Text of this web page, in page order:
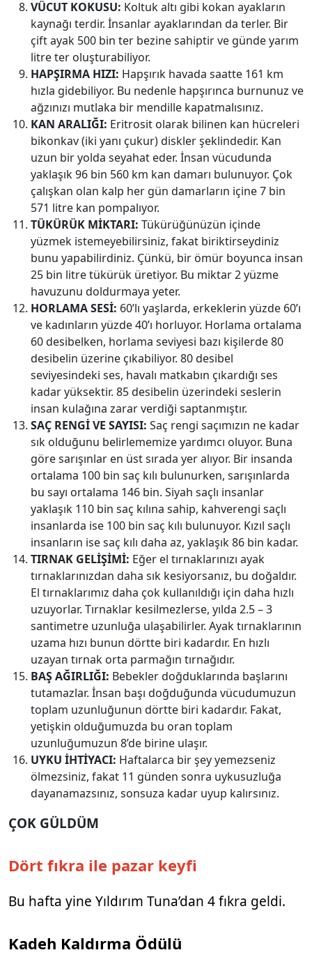
VÜCUT KOKUSU: Koltuk altı gibi kokan ayakların
kaynağı terdir. İnsanlar ayaklarından da terler. Bir
çift ayak 500 bin ter bezine sahiptir ve günde yarım
litre ter oluşturabiliyor.
HAPŞIRMA HIZI: Hapşırık havada saatte 161 km
hızla gidebiliyor. Bu nedenle hapşırınca burnunuz ve
ağzınızı mutlaka bir mendille kapatmalısınız.
KAN ARALIĞI: Eritrosit olarak bilinen kan hücreleri
bikonkav (iki yanı çukur) diskler şeklindedir. Kan
uzun bir yolda seyahat eder. İnsan vücudunda
yaklaşık 96 bin 560 km kan damarı bulunuyor. Çok
çalışkan olan kalp her gün damarların içine 7 bin
571 litre kan pompalıyor.
TÜKÜRÜK MİKTARI: Tükürüğünüzün içinde
yüzmek istemeyebilirsiniz, fakat biriktirseydiniz
bunu yapabilirdiniz. Çünkü, bir ömür boyunca insan
25 bin litre tükürük üretiyor. Bu miktar 2 yüzme
havuzunu doldurmaya yeter.
HORLAMA SESİ: 60’lı yaşlarda, erkeklerin yüzde 60’ı
ve kadınların yüzde 40’ı horluyor. Horlama ortalama
60 desibelken, horlama seviyesi bazı kişilerde 80
desibelin üzerine çıkabiliyor. 80 desibel
seviyesindeki ses, havalı matkabın çıkardığı ses
kadar yüksektir. 85 desibelin üzerindeki seslerin
insan kulağına zarar verdiği saptanmıştır.
SAÇ RENGİ VE SAYISI: Saç rengi saçımızın ne kadar
sık olduğunu belirlememize yardımcı oluyor. Buna
göre sarışınlar en üst sırada yer alıyor. Bir insanda
ortalama 100 bin saç kılı bulunurken, sarışınlarda
bu sayı ortalama 146 bin. Siyah saçlı insanlar
yaklaşık 110 bin saç kılına sahip, kahverengi saçlı
insanlarda ise 100 bin saç kılı bulunuyor. Kızıl saçlı
insanların ise saç kılı daha az, yaklaşık 86 bin kadar.
TIRNAK GELİŞİMİ: Eğer el tırnaklarınızı ayak
tırnaklarınızdan daha sık kesiyorsanız, bu doğaldır.
El tırnaklarımız daha çok kullanıldığı için daha hızlı
uzuyorlar. Tırnaklar kesilmezlerse, yılda 2.5 – 3
santimetre uzunluğa ulaşabilirler. Ayak tırnaklarının
uzama hızı bunun dörtte biri kadardır. En hızlı
uzayan tırnak orta parmağın tırnağıdır.
BAŞ AĞIRLIĞI: Bebekler doğduklarında başlarını
tutamazlar. İnsan başı doğduğunda vücudumuzun
toplam uzunluğunun dörtte biri kadardır. Fakat,
yetişkin olduğumuzda bu oran toplam
uzunluğumuzun 8’de birine ulaşır.
UYKU İHTİYACI: Haftalarca bir şey yemezseniz
ölmezsiniz, fakat 11 günden sonra uykusuzluğa
dayanamazsınız, sonsuza kadar uyup kalırsınız.
ÇOK GÜLDÜM
Dört fıkra ile pazar keyfi
Bu hafta yine Yıldırım Tuna’dan 4 fıkra geldi.
Kadeh Kaldırma Ödülü